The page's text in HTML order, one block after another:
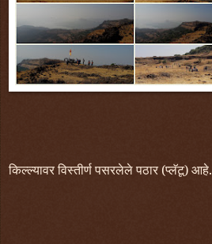
किल्ल्यावर विस्तीर्ण पसरलेले पठार (प्लॅटू) आहे.